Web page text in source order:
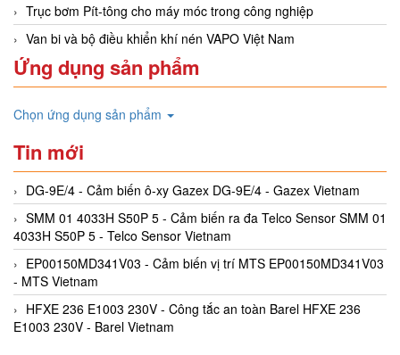
Trục bơm Pít-tông cho máy móc trong công nghiệp
Van bi và bộ điều khiển khí nén VAPO Việt Nam
Ứng dụng sản phẩm
Chọn ứng dụng sản phẩm
Tin mới
DG-9E/4 - Cảm biến ô-xy Gazex DG-9E/4 - Gazex Vietnam
SMM 01 4033H S50P 5 - Cảm biến ra đa Telco Sensor SMM 01
4033H S50P 5 - Telco Sensor Vietnam
EP00150MD341V03 - Cảm biến vị trí MTS EP00150MD341V03
- MTS Vietnam
HFXE 236 E1003 230V - Công tắc an toàn Barel HFXE 236
E1003 230V - Barel Vietnam